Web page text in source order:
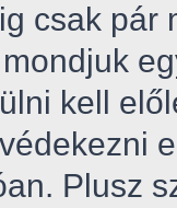
csak pár
kell
Plusz